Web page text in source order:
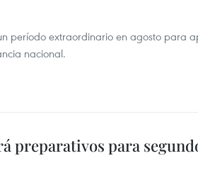
período extraordinario en agosto para
nacional.
preparativos para